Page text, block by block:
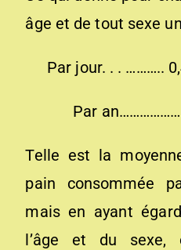
âge et de tout sexe
Par jour. . . ………..
Par
Telle est la
pain consommée
mais en ayant
l’âge et du sexe,